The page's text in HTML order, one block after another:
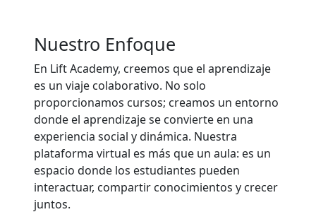
Nuestro Enfoque
En Lift Academy, creemos que el aprendizaje
es un viaje colaborativo. No solo
proporcionamos cursos; creamos un entorno
donde el aprendizaje se convierte en una
experiencia social y dinámica. Nuestra
plataforma virtual es más que un aula: es un
espacio donde los estudiantes pueden
interactuar, compartir conocimientos y crecer
juntos.